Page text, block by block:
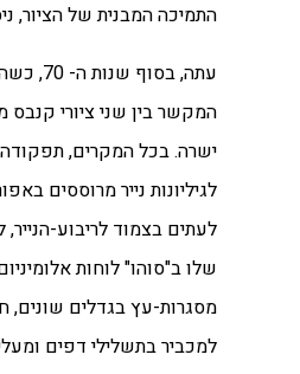
התמיכה המבנית של הציור,
עתה,
המקשר בין שני ציורי קנבס
לגיליונות נייר מרוססים
שלו ב"סוהו" לוחות
מסגרות-עץ בגדלים שונים,
למכביר בתשלילי דפים